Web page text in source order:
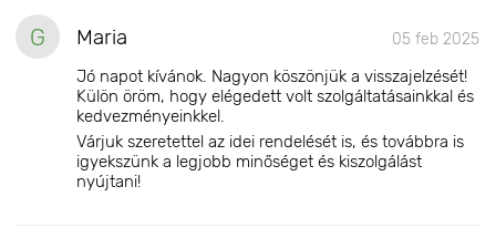
G Maria 05 feb 2025
Jó napot kívánok. Nagyon köszönjük a visszajelzését!
Külön öröm, hogy elégedett volt szolgáltatásainkkal és
kedvezményeinkkel.
Várjuk szeretettel az idei rendelését is, és továbbra is
igyekszünk a legjobb minőséget és kiszolgálást
nyújtani!